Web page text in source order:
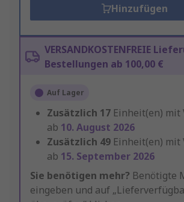
Hinzufügen
VERSANDKOSTENFREIE
Bestellungen ab 100,00 €
Auf Lager
Zusätzlich 17 Einheit(en) mit
ab 10. August 2026
Zusätzlich 49 Einheit(en) mit
ab 15. September 2026
Sie benötigen mehr? Benötigte
eingeben und auf